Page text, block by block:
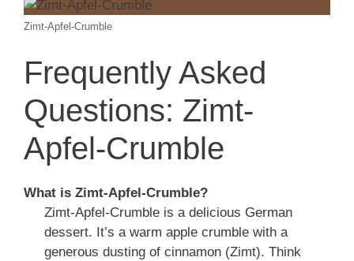
Zimt-Apfel-Crumble
Frequently Asked
Questions: Zimt-
Apfel-Crumble
What is Zimt-Apfel-Crumble?
Zimt-Apfel-Crumble is a delicious German
dessert. It’s a warm apple crumble with a
generous dusting of cinnamon (Zimt). Think